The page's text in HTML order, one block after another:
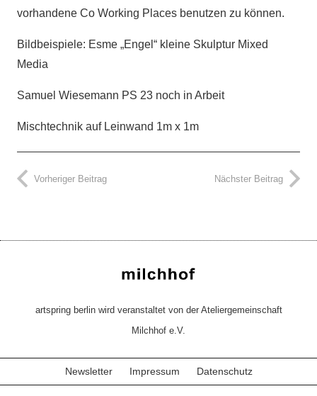
vorhandene Co Working Places benutzen zu können.
Bildbeispiele: Esme „Engel“ kleine Skulptur Mixed
Media
Samuel Wiesemann PS 23 noch in Arbeit
Mischtechnik auf Leinwand 1m x 1m
Vorheriger Beitrag Nächster Beitrag
artspring berlin wird veranstaltet von der Ateliergemeinschaft
Milchhof e.V.
Newsletter Impressum Datenschutz